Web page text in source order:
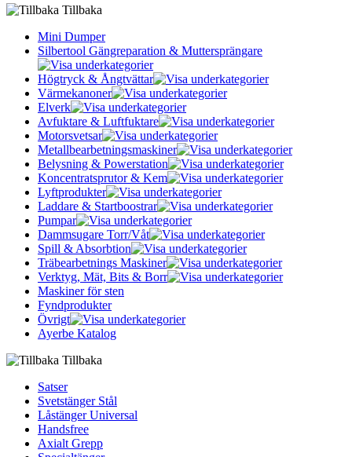
Tillbaka
Mini Dumper
Silbertool Gängreparation & Muttersprängare
Högtryck & Ångtvättar
Värmekanoner
Elverk
Avfuktare & Luftfuktare
Motorsvetsar
Metallbearbetningsmaskiner
Belysning & Powerstation
Koncentratsprutor & Kem
Lyftprodukter
Laddare & Startboostrar
Pumpar
Dammsugare Torr/Våt
Spill & Absorbtion
Träbearbetnings Maskiner
Verktyg, Mät, Bits & Borr
Maskiner för sten
Fyndprodukter
Övrigt
Ayerbe Katalog
Tillbaka
Satser
Svetstänger Stål
Låstänger Universal
Handsfree
Axialt Grepp